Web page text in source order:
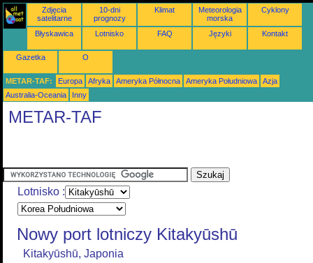
Zdjęcia
satelitarne
10-dni
prognozy
Klimat
Meteorologia
morska
Cyklony
Błyskawica Lotnisko FAQ Języki Kontakt
Gazetka O
METAR-TAF: Europa Afryka Ameryka Północna Ameryka Południowa
Azja
Australia-Oceania
Inny
METAR-TAF
Lotnisko :
Nowy port lotniczy Kitakyūshū
Kitakyūshū, Japonia